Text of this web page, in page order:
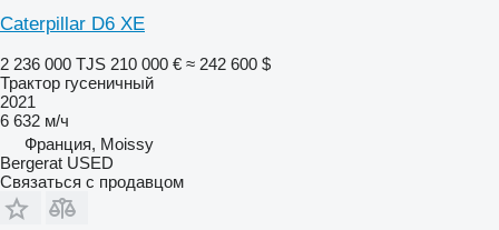
Caterpillar D6 XE
2 236 000 TJS 210 000 € ≈ 242 600 $
Трактор гусеничный
2021
6 632 м/ч
Франция, Moissy
Bergerat USED
Связаться с продавцом